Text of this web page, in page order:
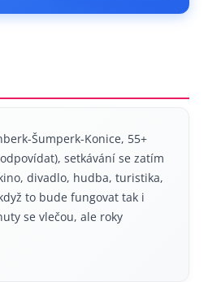
Šumperk-Konice, 55+
setkávání se zatím
divadlo, hudba, turistika,
to bude fungovat tak i
se vlečou, ale roky